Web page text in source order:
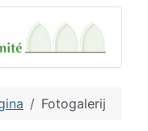
Fotogalerij